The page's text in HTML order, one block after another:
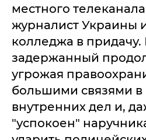
местного
журналист Украины
колледжа в
задержанный
угрожая
большими связями в
внутренних дел и,
"успокоен"